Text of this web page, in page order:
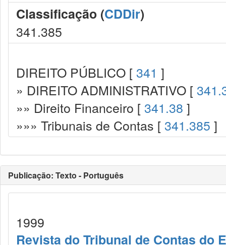
Classificação (CDDir)
341.385
DIREITO PÚBLICO [ 341 ]
» DIREITO ADMINISTRATIVO [
»» Direito Financeiro [ 341.38 ]
»»» Tribunais de Contas [ 341.385 ]
Publicação: Texto - Português
1999
Revista do Tribunal de Contas do